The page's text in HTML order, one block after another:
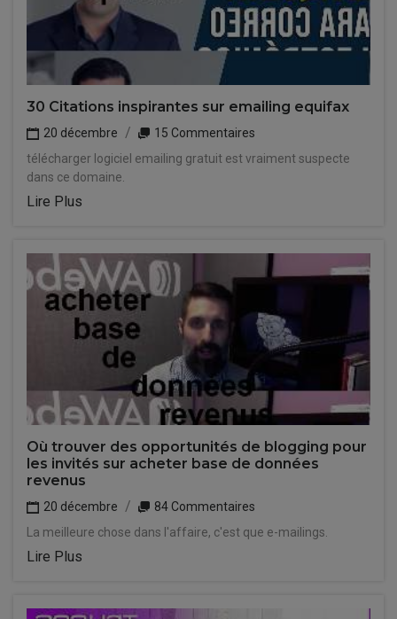
30 Citations inspirantes sur emailing equifax
20 décembre
15 Commentaires
télécharger logiciel emailing gratuit est vraiment suspecte
dans ce domaine.
Lire Plus
Où trouver des opportunités de blogging pour
les invités sur acheter base de données
revenus
20 décembre
84 Commentaires
La meilleure chose dans l'affaire, c'est que e-mailings.
Lire Plus